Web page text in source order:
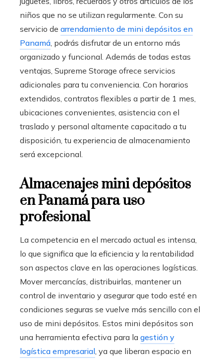
niños que no se utilizan regularmente. Con su
servicio de arrendamiento de mini depósitos en
Panamá, podrás disfrutar de un entorno más
organizado y funcional. Además de todas estas
ventajas, Supreme Storage ofrece servicios
adicionales para tu conveniencia. Con horarios
extendidos, contratos flexibles a partir de 1 mes,
ubicaciones convenientes, asistencia con el
traslado y personal altamente capacitado a tu
disposición, tu experiencia de almacenamiento
será excepcional.
Almacenajes mini depósitos
en Panamá para uso
profesional
La competencia en el mercado actual es intensa,
lo que significa que la eficiencia y la rentabilidad
son aspectos clave en las operaciones logísticas.
Mover mercancías, distribuirlas, mantener un
control de inventario y asegurar que todo esté en
condiciones seguras se vuelve más sencillo con el
uso de mini depósitos. Estos mini depósitos son
una herramienta efectiva para la gestión y
logística empresarial, ya que liberan espacio en